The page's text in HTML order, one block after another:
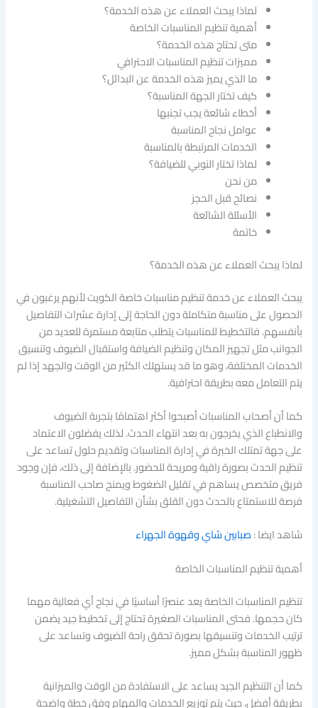
لماذا يبحث العملاء عن هذه الخدمة؟
أهمية تنظيم المناسبات الخاصة
متى تحتاج هذه الخدمة؟
مميزات تنظيم المناسبات الاحترافي
ما الذي يميز هذه الخدمة عن البدائل؟
كيف تختار الجهة المناسبة؟
أخطاء شائعة يجب تجنبها
عوامل نجاح المناسبة
الخدمات المرتبطة بالمناسبة
لماذا تختار النوبي للضيافة؟
من نحن
نصائح قبل الحجز
الأسئلة الشائعة
خاتمة
لماذا يبحث العملاء عن هذه الخدمة؟
يبحث العملاء عن خدمة تنظيم مناسبات خاصة الكويت لأنهم يرغبون في
الحصول على مناسبة متكاملة دون الحاجة إلى إدارة عشرات التفاصيل
بأنفسهم. فالتخطيط للمناسبات يتطلب متابعة مستمرة للعديد من
الجوانب مثل تجهيز المكان وتنظيم الضيافة واستقبال الضيوف وتنسيق
الخدمات المختلفة، وهو ما قد يستهلك الكثير من الوقت والجهد إذا لم
يتم التعامل معه بطريقة احترافية.
كما أن أصحاب المناسبات أصبحوا أكثر اهتمامًا بتجربة الضيوف
والانطباع الذي يخرجون به بعد انتهاء الحدث. لذلك يفضلون الاعتماد
على جهة تمتلك الخبرة في إدارة المناسبات وتقديم حلول تساعد على
تنظيم الحدث بصورة راقية ومريحة للحضور. بالإضافة إلى ذلك، فإن وجود
فريق متخصص يساهم في تقليل الضغوط ويمنح صاحب المناسبة
فرصة للاستمتاع بالحدث دون القلق بشأن التفاصيل التشغيلية.
شاهد ايضا :صبابين شاي وقهوة الجهراء
أهمية تنظيم المناسبات الخاصة
تنظيم المناسبات الخاصة يعد عنصرًا أساسيًا في نجاح أي فعالية مهما
كان حجمها. فحتى المناسبات الصغيرة تحتاج إلى تخطيط جيد يضمن
ترتيب الخدمات وتنسيقها بصورة تحقق راحة الضيوف وتساعد على
ظهور المناسبة بشكل مميز.
كما أن التنظيم الجيد يساعد على الاستفادة من الوقت والميزانية
بطريقة أفضل، حيث يتم توزيع الخدمات والمهام وفق خطة واضحة